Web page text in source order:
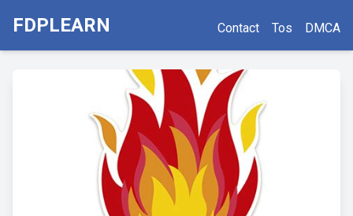
FDPLEARN Contact Tos DMCA